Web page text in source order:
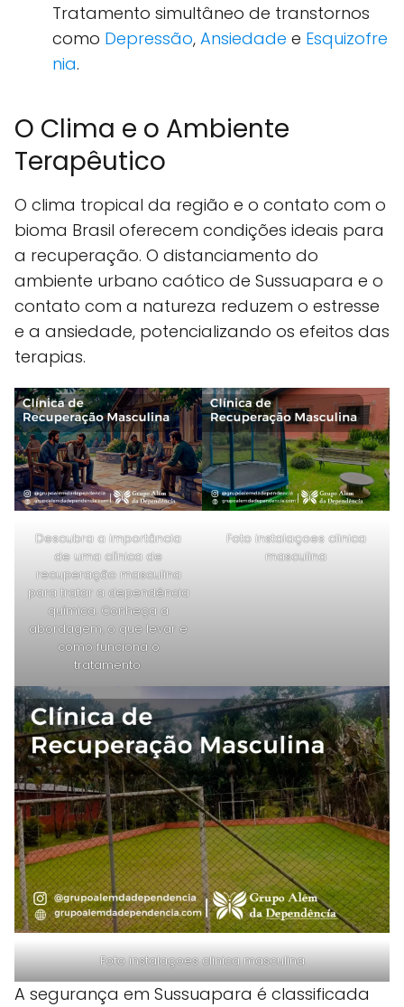
Tratamento simultâneo de transtornos
como Depressão, Ansiedade e Esquizofre
nia.
O Clima e o Ambiente
Terapêutico
O clima tropical da região e o contato com o
bioma Brasil oferecem condições ideais para
a recuperação. O distanciamento do
ambiente urbano caótico de Sussuapara e o
contato com a natureza reduzem o estresse
e a ansiedade, potencializando os efeitos das
terapias.
Descubra a importância
de uma clínica de
recuperação masculina
para tratar a dependência
química. Conheça a
abordagem, o que levar e
como funciona o
tratamento.
Foto instalaçoes clinica
masculina
Foto instalaçoes clinica masculina
A segurança em Sussuapara é classificada